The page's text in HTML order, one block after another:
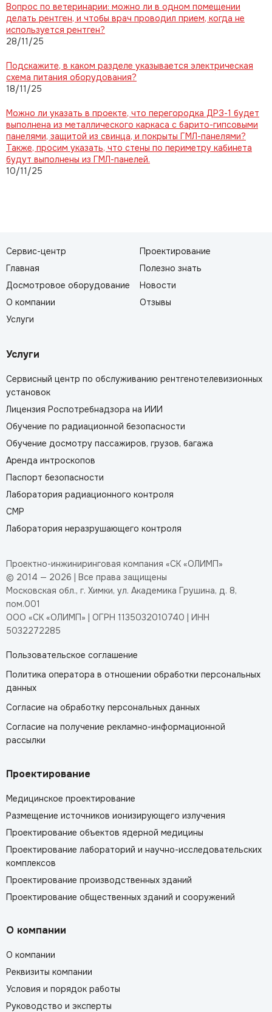
Вопрос по ветеринарии: можно ли в одном помещении
делать рентген, и чтобы врач проводил прием, когда не
используется рентген?
28/11/25
Подскажите, в каком разделе указывается электрическая
схема питания оборудования?
18/11/25
Можно ли указать в проекте, что перегородка ДРЗ-1 будет
выполнена из металлического каркаса с барито-гипсовыми
панелями, защитой из свинца, и покрыты ГМЛ-панелями?
Также, просим указать, что стены по периметру кабинета
будут выполнены из ГМЛ-панелей.
10/11/25
Сервис-центр
Главная
Досмотровое оборудование
О компании
Услуги
Проектирование
Полезно знать
Новости
Отзывы
Услуги
Сервисный центр по обслуживанию рентгенотелевизионных
установок
Лицензия Роспотребнадзора на ИИИ
Обучение по радиационной безопасности
Обучение досмотру пассажиров, грузов, багажа
Аренда интроскопов
Паспорт безопасности
Лаборатория радиационного контроля
СМР
Лаборатория неразрушающего контроля
Проектно-инжиниринговая компания «СК «ОЛИМП»
© 2014 — 2026 | Все права защищены
Московская обл., г. Химки, ул. Академика Грушина, д. 8,
пом.001
ООО «СК «ОЛИМП» | ОГРН 1135032010740 | ИНН
5032272285
Пользовательское соглашение
Политика оператора в отношении обработки персональных
данных
Согласие на обработку персональных данных
Согласие на получение рекламно-информационной
рассылки
Проектирование
Медицинское проектирование
Размещение источников ионизирующего излучения
Проектирование объектов ядерной медицины
Проектирование лабораторий и научно-исследовательских
комплексов
Проектирование производственных зданий
Проектирование общественных зданий и сооружений
О компании
О компании
Реквизиты компании
Условия и порядок работы
Руководство и эксперты